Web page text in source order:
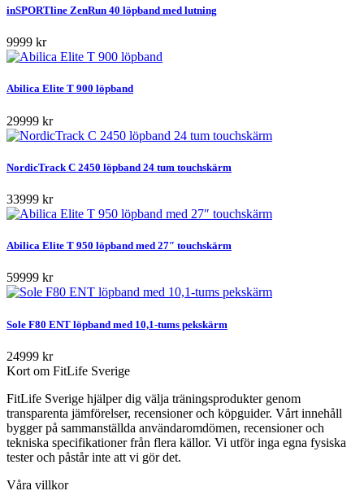
inSPORTline ZenRun 40 löpband med lutning
9999 kr
Abilica Elite T 900 löpband
29999 kr
NordicTrack C 2450 löpband 24 tum touchskärm
33999 kr
Abilica Elite T 950 löpband med 27″ touchskärm
59999 kr
Sole F80 ENT löpband med 10,1-tums pekskärm
24999 kr
Kort om FitLife Sverige
FitLife Sverige hjälper dig välja träningsprodukter genom
transparenta jämförelser, recensioner och köpguider. Vårt innehåll
bygger på sammanställda användaromdömen, recensioner och
tekniska specifikationer från flera källor. Vi utför inga egna fysiska
tester och påstår inte att vi gör det.
Våra villkor